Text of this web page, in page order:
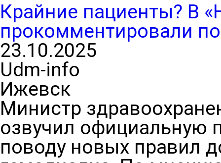
Крайние пациенты? В
прокомментировали
23.10.2025
Udm-info
Ижевск
Министр
озвучил официальную
поводу новых правил